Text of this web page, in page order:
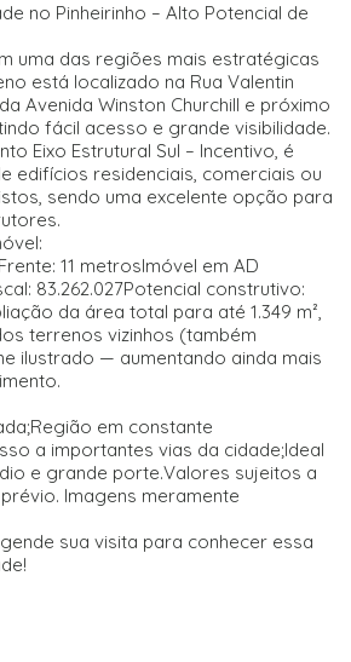
no Pinheirinho – Alto Potencial de
uma das regiões mais estratégicas
está localizado na Rua Valentin
Avenida Winston Churchill e próximo
fácil acesso e grande visibilidade.
Eixo Estrutural Sul – Incentivo, é
edifícios residenciais, comerciais ou
sendo uma excelente opção para
11 metrosImóvel em AD
83.262.027Potencial construtivo:
da área total para até 1.349 m²,
terrenos vizinhos (também
ilustrado — aumentando ainda mais
em constante
a importantes vias da cidade;Ideal
e grande porte.Valores sujeitos a
Imagens meramente
sua visita para conhecer essa